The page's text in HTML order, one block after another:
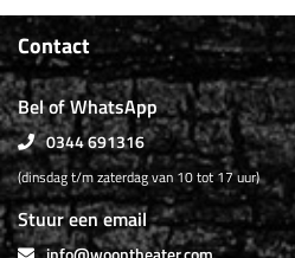
Contact
Bel of WhatsApp
0344 691316
(dinsdag t/m zaterdag van 10 tot 17 uur)
Stuur een email